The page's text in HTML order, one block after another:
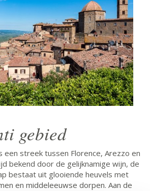
gebied
een streek tussen Florence, Arezzo en
bekend door de gelijknamige wijn, de
bestaat uit glooiende heuvels met
en middeleeuwse dorpen. Aan de